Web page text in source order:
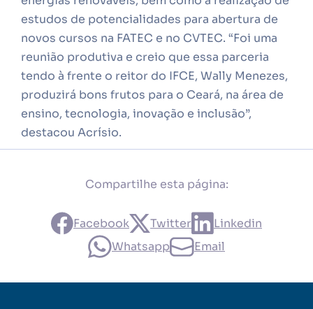
estudos de potencialidades para abertura de
novos cursos na FATEC e no CVTEC. “Foi uma
reunião produtiva e creio que essa parceria
tendo à frente o reitor do IFCE, Wally Menezes,
produzirá bons frutos para o Ceará, na área de
ensino, tecnologia, inovação e inclusão”,
destacou Acrísio.
Compartilhe esta página:
Facebook Twitter
Linkedin
Whatsapp
Email